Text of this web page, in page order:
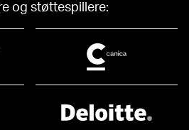
og støttespillere: